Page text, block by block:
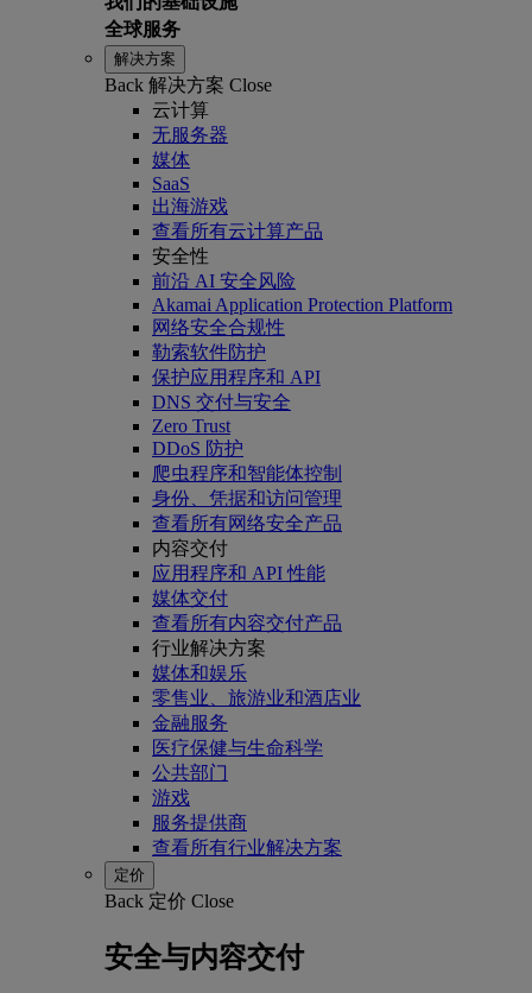
全球服务
解决方案
Back 解决方案 Close
云计算
无服务器
媒体
SaaS
出海游戏
查看所有云计算产品
安全性
前沿 AI 安全风险
Akamai Application Protection Platform
网络安全合规性
勒索软件防护
保护应用程序和 API
DNS 交付与安全
Zero Trust
DDoS 防护
爬虫程序和智能体控制
身份、凭据和访问管理
查看所有网络安全产品
内容交付
应用程序和 API 性能
媒体交付
查看所有内容交付产品
行业解决方案
媒体和娱乐
零售业、旅游业和酒店业
金融服务
医疗保健与生命科学
公共部门
游戏
服务提供商
查看所有行业解决方案
定价
Back 定价 Close
安全与内容交付